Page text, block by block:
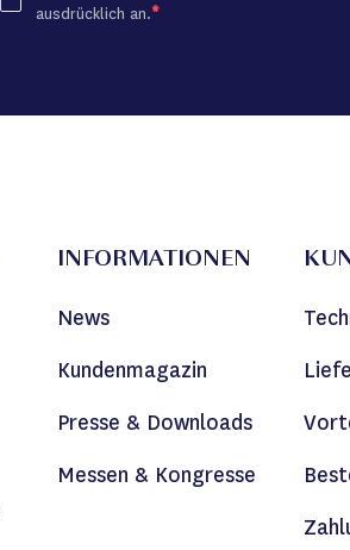
ausdrücklich an.
INFORMATIONEN
News
Kundenmagazin
Presse & Downloads
Messen & Kongresse